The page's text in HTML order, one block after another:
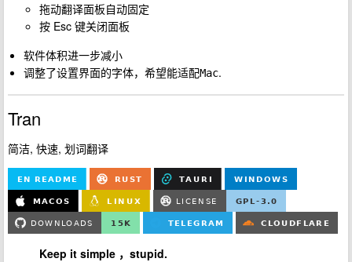
拖动翻译面板自动固定
按 Esc 键关闭面板
软件体积进一步减小
调整了设置界面的字体，希望能适配Mac.
Tran
简洁, 快速, 划词翻译
Keep it simple ，stupid.